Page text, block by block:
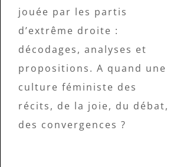
jouée par les partis
d’extrême droite :
décodages, analyses et
propositions. A quand une
culture féministe des
récits, de la joie, du débat,
des convergences ?